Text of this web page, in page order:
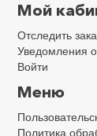
Мой
Отследить
Уведомления
Войти
Меню
Политика